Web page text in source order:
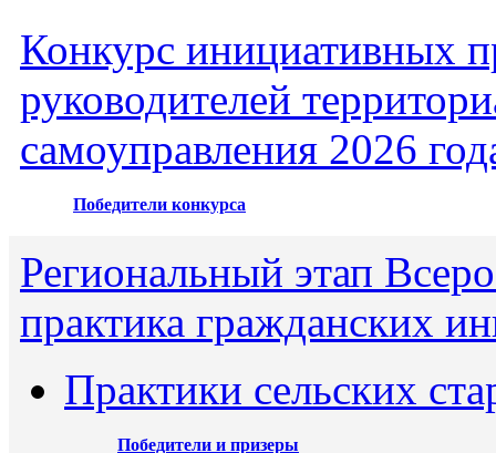
Конкурс инициативных
руководителей
самоуправления 2026
Победители конкурса
Региональный этап
практика гражданских
Практики сельских
Победители и призеры